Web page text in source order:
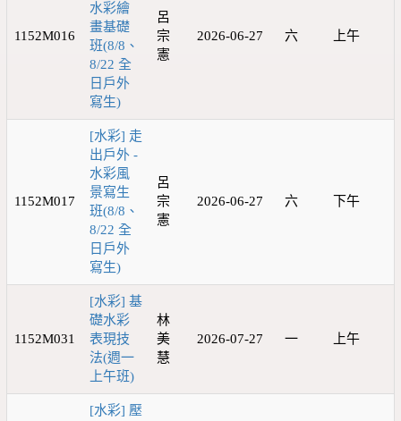
1152M016
水彩繪
畫基礎
班(8/8、
8/22 全
日戶外
寫生)
呂
宗
憲
2026-06-27 六 上午
1152M017
[水彩] 走
出戶外 -
水彩風
景寫生
班(8/8、
8/22 全
日戶外
寫生)
呂
宗
憲
2026-06-27 六 下午
1152M031
[水彩] 基
礎水彩
表現技
法(週一
上午班)
林
美
慧
2026-07-27 一 上午
[水彩] 壓